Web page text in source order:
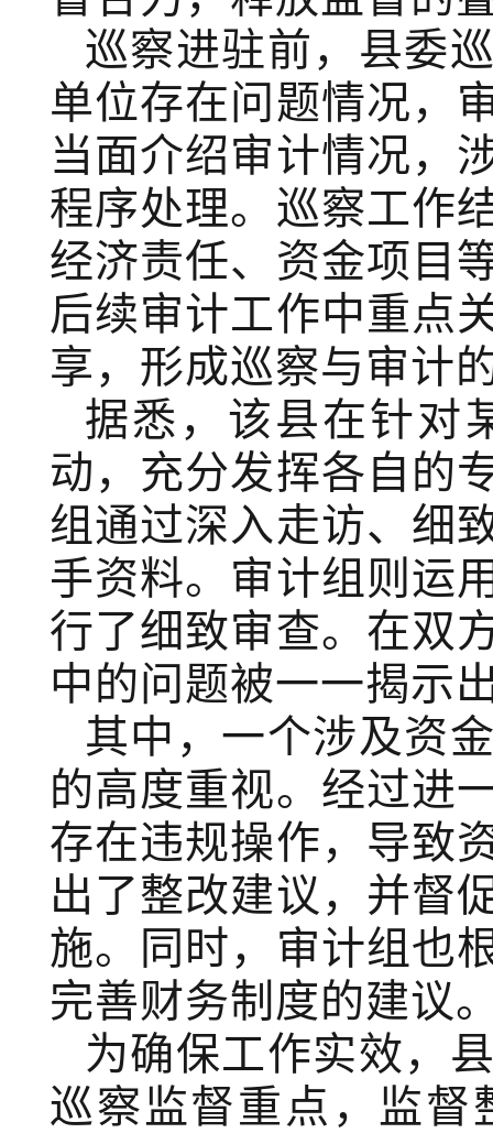
巡察进驻前，县委
单位存在问题情况，
当面介绍审计情况，
程序处理。巡察工作
经济责任、资金项目
后续审计工作中重点
享，形成巡察与审计
据悉，该县在针对
动，充分发挥各自的
组通过深入走访、细
手资料。审计组则运
行了细致审查。在双
中的问题被一一揭示
其中，一个涉及资
的高度重视。经过进
存在违规操作，导致
出了整改建议，并督
施。同时，审计组也
完善财务制度的建议
为确保工作实效，
巡察监督重点，监督